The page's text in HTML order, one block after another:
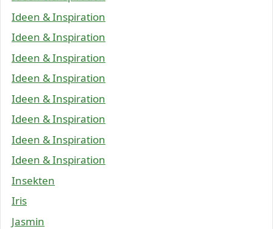
Ideen & Inspiration
Ideen & Inspiration
Ideen & Inspiration
Ideen & Inspiration
Ideen & Inspiration
Ideen & Inspiration
Ideen & Inspiration
Ideen & Inspiration
Insekten
Iris
Jasmin